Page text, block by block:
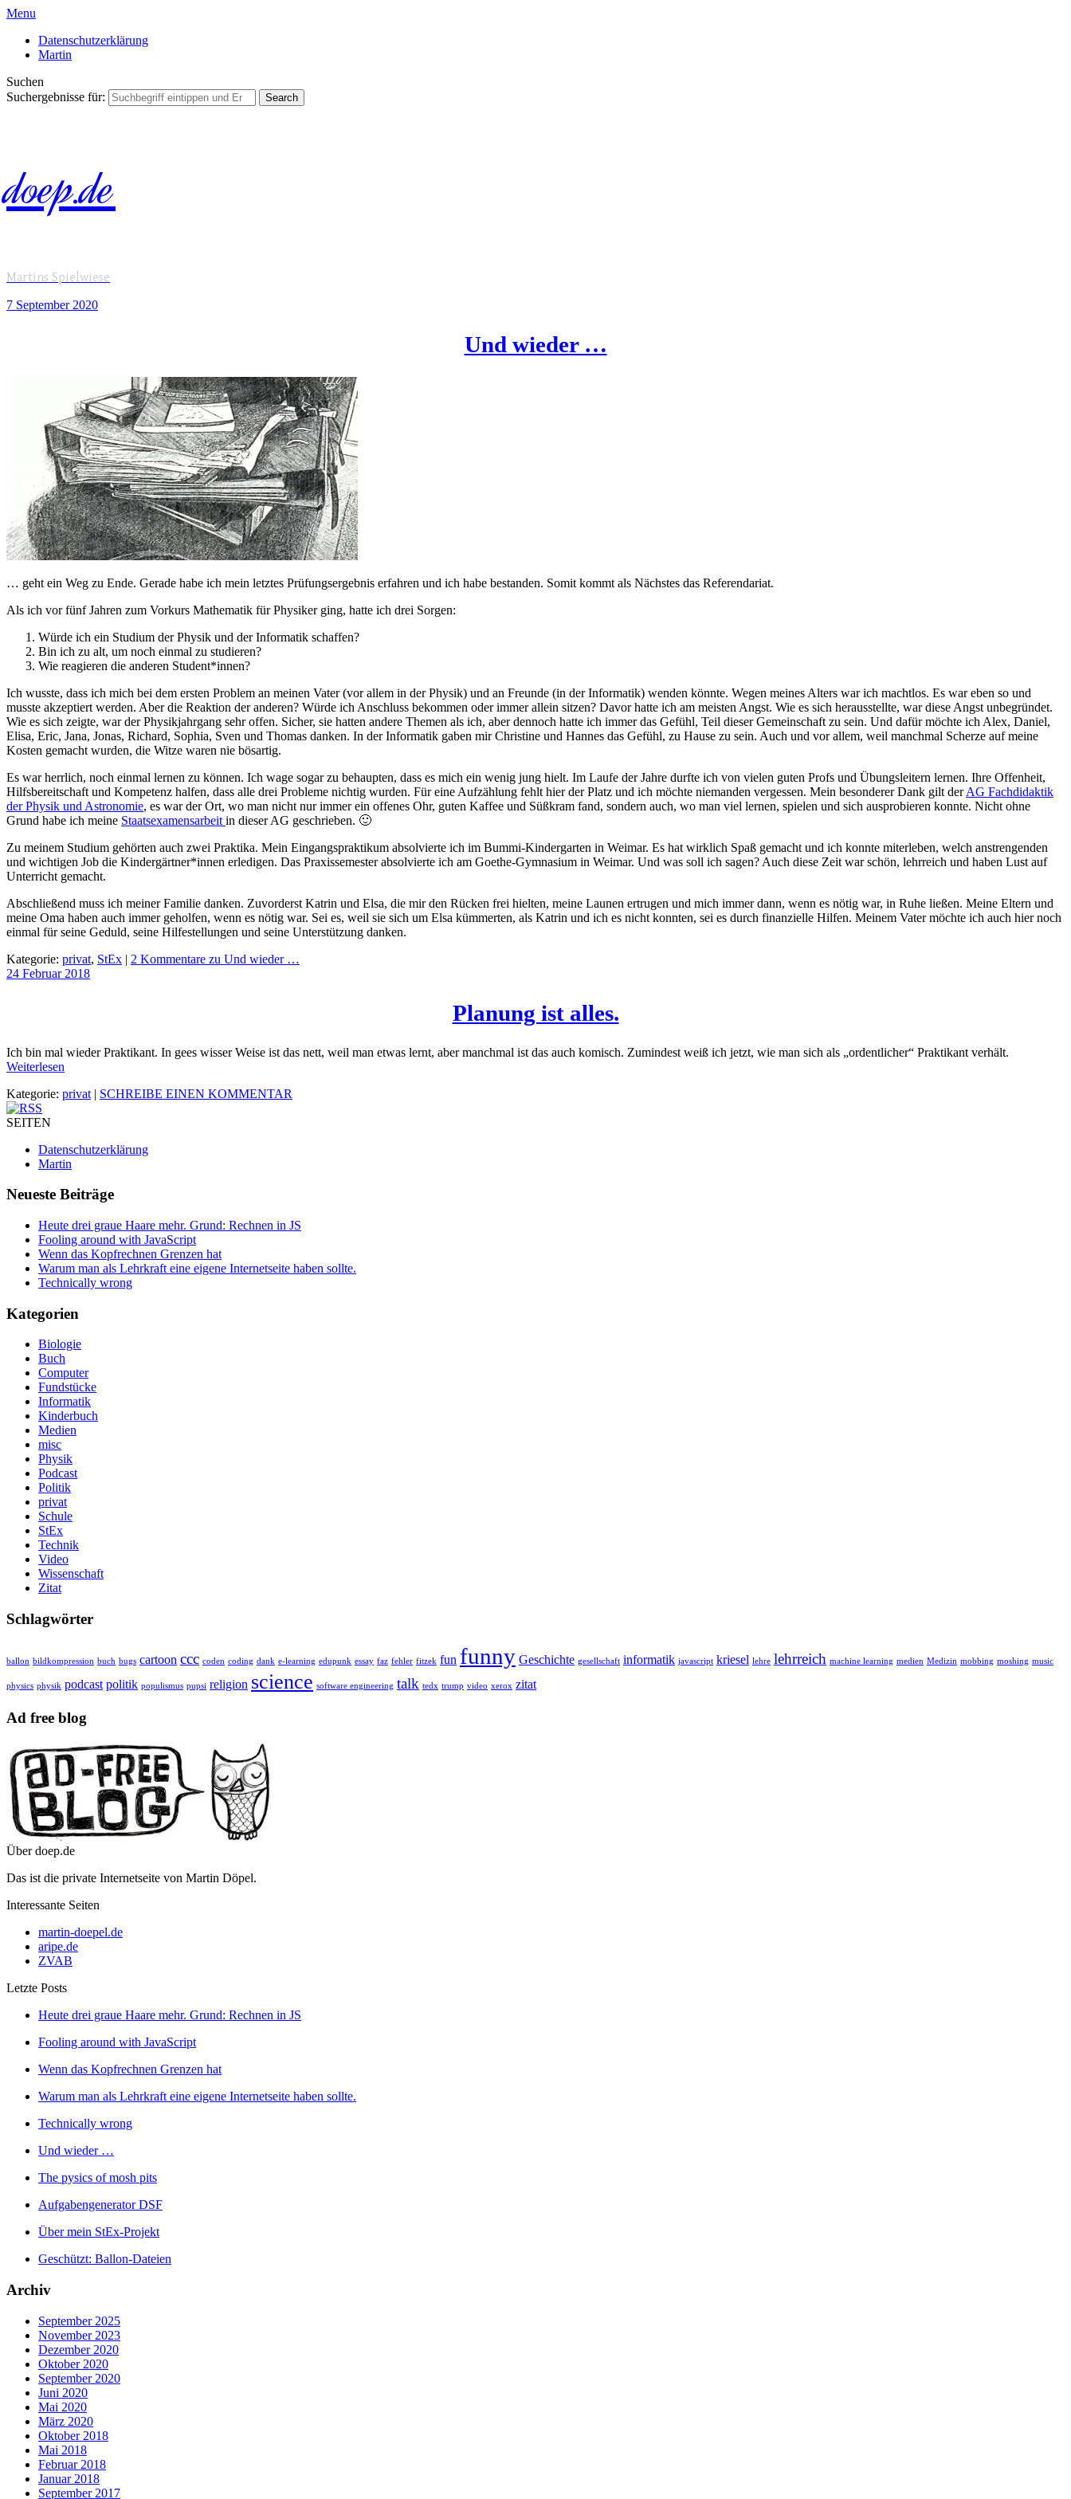
Menu
Datenschutzerklärung
Martin
Suchen
Suchergebnisse für:
doep.de
Martins Spielwiese
7 September 2020
Und wieder …
… geht ein Weg zu Ende. Gerade habe ich mein letztes Prüfungsergebnis erfahren und ich habe bestanden. Somit kommt als Nächstes das Referendariat.
Als ich vor fünf Jahren zum Vorkurs Mathematik für Physiker ging, hatte ich drei Sorgen:
Würde ich ein Studium der Physik und der Informatik schaffen?
Bin ich zu alt, um noch einmal zu studieren?
Wie reagieren die anderen Student*innen?
Ich wusste, dass ich mich bei dem ersten Problem an meinen Vater (vor allem in der Physik) und an Freunde (in der Informatik) wenden könnte. Wegen meines Alters war ich machtlos. Es war eben so und
musste akzeptiert werden. Aber die Reaktion der anderen? Würde ich Anschluss bekommen oder immer allein sitzen? Davor hatte ich am meisten Angst. Wie es sich herausstellte, war diese Angst unbegründet.
Wie es sich zeigte, war der Physikjahrgang sehr offen. Sicher, sie hatten andere Themen als ich, aber dennoch hatte ich immer das Gefühl, Teil dieser Gemeinschaft zu sein. Und dafür möchte ich Alex, Daniel,
Elisa, Eric, Jana, Jonas, Richard, Sophia, Sven und Thomas danken. In der Informatik gaben mir Christine und Hannes das Gefühl, zu Hause zu sein. Auch und vor allem, weil manchmal Scherze auf meine
Kosten gemacht wurden, die Witze waren nie bösartig.
Es war herrlich, noch einmal lernen zu können. Ich wage sogar zu behaupten, dass es mich ein wenig jung hielt. Im Laufe der Jahre durfte ich von vielen guten Profs und Übungsleitern lernen. Ihre Offenheit,
Hilfsbereitschaft und Kompetenz halfen, dass alle drei Probleme nichtig wurden. Für eine Aufzählung fehlt hier der Platz und ich möchte niemanden vergessen. Mein besonderer Dank gilt derAG Fachdidaktik
der Physik und Astronomie, es war der Ort, wo man nicht nur immer ein offenes Ohr, guten Kaffee und Süßkram fand, sondern auch, wo man viel lernen, spielen und sich ausprobieren konnte. Nicht ohne
Grund habe ich meine Staatsexamensarbeit in dieser AG geschrieben. 🙂
Zu meinem Studium gehörten auch zwei Praktika. Mein Eingangspraktikum absolvierte ich im Bummi-Kindergarten in Weimar. Es hat wirklich Spaß gemacht und ich konnte miterleben, welch anstrengenden
und wichtigen Job die Kindergärtner*innen erledigen. Das Praxissemester absolvierte ich am Goethe-Gymnasium in Weimar. Und was soll ich sagen? Auch diese Zeit war schön, lehrreich und haben Lust auf
Unterricht gemacht.
Abschließend muss ich meiner Familie danken. Zuvorderst Katrin und Elsa, die mir den Rücken frei hielten, meine Launen ertrugen und mich immer dann, wenn es nötig war, in Ruhe ließen. Meine Eltern und
meine Oma haben auch immer geholfen, wenn es nötig war. Sei es, weil sie sich um Elsa kümmerten, als Katrin und ich es nicht konnten, sei es durch finanzielle Hilfen. Meinem Vater möchte ich auch hier noch
einmal für seine Geduld, seine Hilfestellungen und seine Unterstützung danken.
Kategorie: privat, StEx | 2 Kommentare zu Und wieder …
24 Februar 2018
Planung ist alles.
Ich bin mal wieder Praktikant. In gees wisser Weise ist das nett, weil man etwas lernt, aber manchmal ist das auch komisch. Zumindest weiß ich jetzt, wie man sich als „ordentlicher“ Praktikant verhält.
Weiterlesen
Kategorie: privat | SCHREIBE EINEN KOMMENTAR
SEITEN
Datenschutzerklärung
Martin
Neueste Beiträge
Heute drei graue Haare mehr. Grund: Rechnen in JS
Fooling around with JavaScript
Wenn das Kopfrechnen Grenzen hat
Warum man als Lehrkraft eine eigene Internetseite haben sollte.
Technically wrong
Kategorien
Biologie
Buch
Computer
Fundstücke
Informatik
Kinderbuch
Medien
misc
Physik
Podcast
Politik
privat
Schule
StEx
Technik
Video
Wissenschaft
Zitat
Schlagwörter
ballon bildkompression buch bugs cartoon ccc coden coding dank e-learning edupunk essay faz fehler fitzek fun funny Geschichte gesellschaft informatik javascript kriesel lehre lehrreich machine learning medien Medizin mobbing moshing music
physics physik podcast politik populismus pupsi religion science software engineering talk tedx trump video xerox zitat
Ad free blog
Über doep.de
Das ist die private Internetseite von Martin Döpel.
Interessante Seiten
martin-doepel.de
aripe.de
ZVAB
Letzte Posts
Heute drei graue Haare mehr. Grund: Rechnen in JS
Fooling around with JavaScript
Wenn das Kopfrechnen Grenzen hat
Warum man als Lehrkraft eine eigene Internetseite haben sollte.
Technically wrong
Und wieder …
The pysics of mosh pits
Aufgabengenerator DSF
Über mein StEx-Projekt
Geschützt: Ballon-Dateien
Archiv
September 2025
November 2023
Dezember 2020
Oktober 2020
September 2020
Juni 2020
Mai 2020
März 2020
Oktober 2018
Mai 2018
Februar 2018
Januar 2018
September 2017